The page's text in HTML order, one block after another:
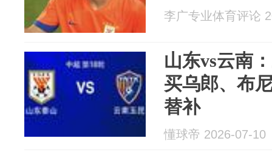
李广专业体育评论
山东vs云南
买乌郎、布
替补
懂球帝 2026-07-10